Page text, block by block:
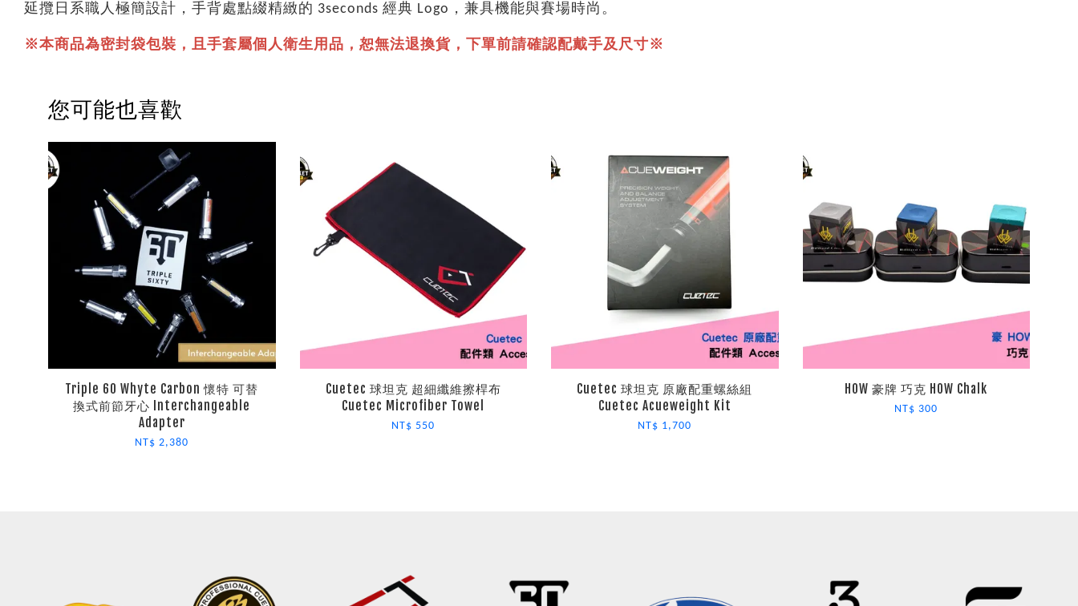
延攬日系職人極簡設計，手背處點綴精緻的 3seconds 經典 Logo，兼具機能與賽場時尚。
※本商品為密封袋包裝，且手套屬個人衛生用品，恕無法退換貨，下單前請確認配戴手及尺寸※
您可能也喜歡
Triple 60 Whyte Carbon 懷特 可替
換式前節牙心 Interchangeable
Adapter
NT$ 2,380
Cuetec 球坦克 超細纖維擦桿布
Cuetec Microfiber Towel
NT$ 550
Cuetec 球坦克 原廠配重螺絲組
Cuetec Acueweight Kit
NT$ 1,700
HOW 豪牌 巧克 HOW Chalk
NT$ 300